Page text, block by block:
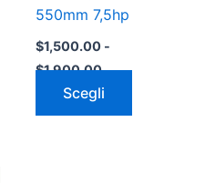
550mm 7,5hp
$1,500.00 -
$1,900.00
Scegli